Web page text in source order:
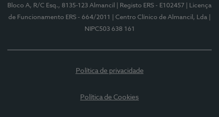
Bloco A, R/C Esq., 8135-123 Almancil
| Registo ERS - E102457
| Licença
de Funcionamento ERS - 664/2011
| Centro Clínico de Almancil, Lda
NIPC503 638 161
Política de privacidade
Política de Cookies